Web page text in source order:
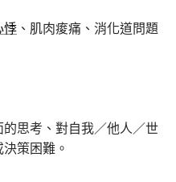
悸 、肌肉痠痛、消化道問題
思考、對自我／他人／世
策困難。